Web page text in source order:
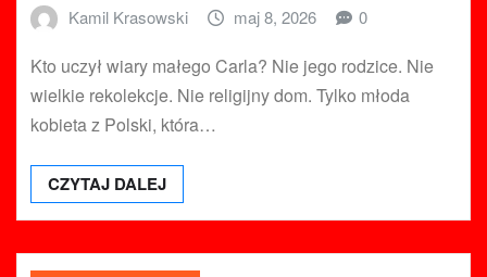
Kamil Krasowski maj 8, 2026 0
Kto uczył wiary małego Carla? Nie jego rodzice. Nie
wielkie rekolekcje. Nie religijny dom. Tylko młoda
kobieta z Polski, która…
CZYTAJ DALEJ